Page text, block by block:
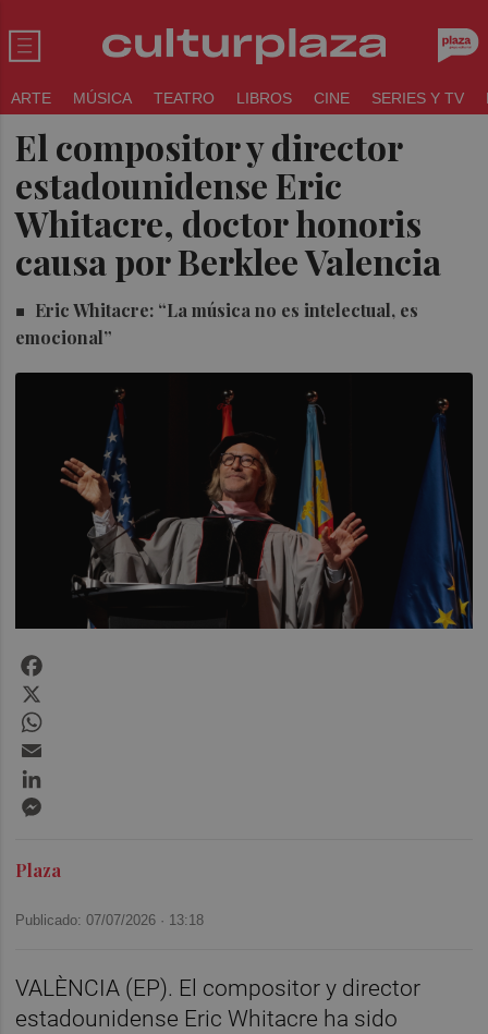
ARTE MÚSICA TEATRO LIBROS CINE SERIES Y TV
El compositor y director
estadounidense Eric
Whitacre, doctor honoris
causa por Berklee Valencia
Eric Whitacre: “La música no es intelectual, es
emocional”
Plaza
Publicado: 07/07/2026 · 13:18
VALÈNCIA (EP). El compositor y director
estadounidense Eric Whitacre ha sido